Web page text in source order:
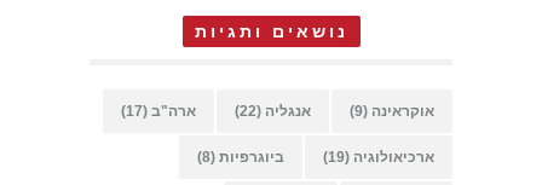
נושאים ותגיות
אוקראינה (9) אנגליה (22) ארה"ב (17)
ארכיאולוגיה (19) ביוגרפיות (8)